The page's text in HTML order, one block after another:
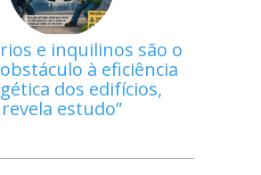
e inquilinos são o
à eficiência
dos edifícios,
revela estudo